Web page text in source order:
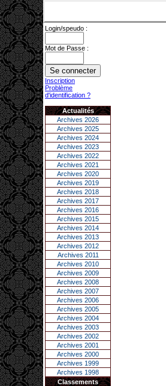
Login/speudo :
Mot de Passe :
Inscription
Problème
d'identification ?
Actualités
Archives 2026
Archives 2025
Archives 2024
Archives 2023
Archives 2022
Archives 2021
Archives 2020
Archives 2019
Archives 2018
Archives 2017
Archives 2016
Archives 2015
Archives 2014
Archives 2013
Archives 2012
Archives 2011
Archives 2010
Archives 2009
Archives 2008
Archives 2007
Archives 2006
Archives 2005
Archives 2004
Archives 2003
Archives 2002
Archives 2001
Archives 2000
Archives 1999
Archives 1998
Classements